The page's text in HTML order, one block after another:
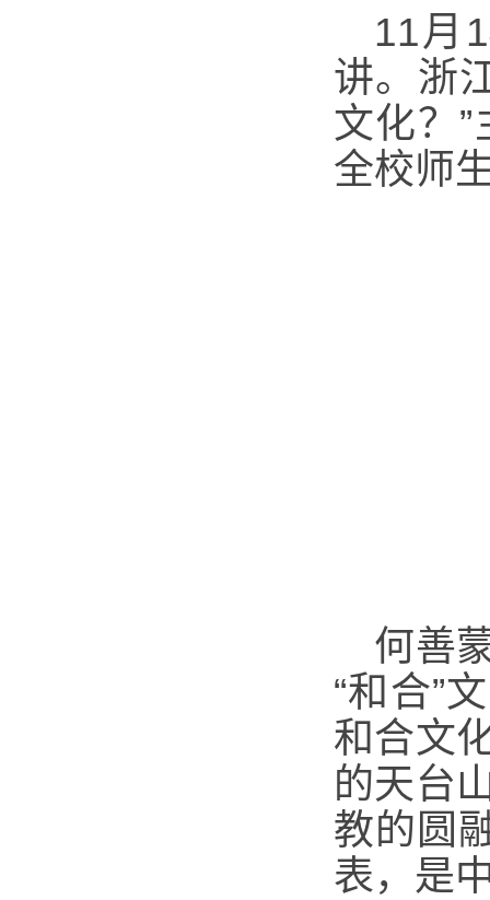
11月
讲。浙
文化？
全校师
何善
“和合”
和合文
的天台
教的圆
表，是